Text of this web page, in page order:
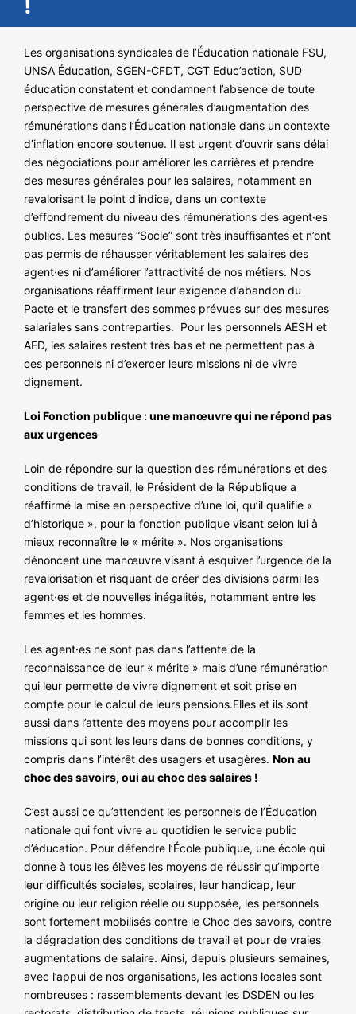
NOS ACTIONS
Les organisations syndicales de l’Éducation nationale FSU,
UNSA Éducation, SGEN-CFDT, CGT Educ’action, SUD
éducation constatent et condamnent l’absence de toute
perspective de mesures générales d’augmentation des
rémunérations dans l’Éducation nationale dans un contexte
d’inflation encore soutenue. Il est urgent d’ouvrir sans délai
des négociations pour améliorer les carrières et prendre
des mesures générales pour les salaires, notamment en
revalorisant le point d’indice, dans un contexte
d’effondrement du niveau des rémunérations des agent·es
publics. Les mesures “Socle” sont très insuffisantes et n’ont
pas permis de réhausser véritablement les salaires des
agent·es ni d’améliorer l’attractivité de nos métiers. Nos
organisations réaffirment leur exigence d’abandon du
Pacte et le transfert des sommes prévues sur des mesures
salariales sans contreparties. Pour les personnels AESH et
AED, les salaires restent très bas et ne permettent pas à
ces personnels ni d’exercer leurs missions ni de vivre
dignement.
Loi Fonction publique : une manœuvre qui ne répond pas
aux urgences
Loin de répondre sur la question des rémunérations et des
conditions de travail, le Président de la République a
réaffirmé la mise en perspective d’une loi, qu’il qualifie «
d’historique », pour la fonction publique visant selon lui à
mieux reconnaître le « mérite ». Nos organisations
dénoncent une manœuvre visant à esquiver l’urgence de la
revalorisation et risquant de créer des divisions parmi les
agent·es et de nouvelles inégalités, notamment entre les
femmes et les hommes.
Les agent·es ne sont pas dans l’attente de la
reconnaissance de leur « mérite » mais d’une rémunération
qui leur permette de vivre dignement et soit prise en
compte pour le calcul de leurs pensions.Elles et ils sont
aussi dans l’attente des moyens pour accomplir les
missions qui sont les leurs dans de bonnes conditions, y
compris dans l’intérêt des usagers et usagères. Non au
choc des savoirs, oui au choc des salaires !
C’est aussi ce qu’attendent les personnels de l’Éducation
nationale qui font vivre au quotidien le service public
d’éducation. Pour défendre l’École publique, une école qui
donne à tous les élèves les moyens de réussir qu’importe
leur difficultés sociales, scolaires, leur handicap, leur
origine ou leur religion réelle ou supposée, les personnels
sont fortement mobilisés contre le Choc des savoirs, contre
la dégradation des conditions de travail et pour de vraies
augmentations de salaire. Ainsi, depuis plusieurs semaines,
avec l’appui de nos organisations, les actions locales sont
nombreuses : rassemblements devant les DSDEN ou les